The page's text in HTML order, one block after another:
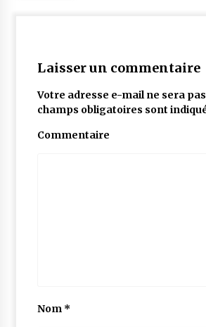
Laisser un commentaire
Votre adresse e-mail ne sera
champs obligatoires sont
Commentaire
Nom *